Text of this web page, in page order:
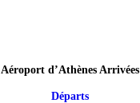
Aéroport d’Athènes Arrivées
Départs